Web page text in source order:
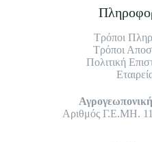
Τρόποι
Τρόποι
Πολιτική
Αριθμός Γ.Ε.ΜΗ.